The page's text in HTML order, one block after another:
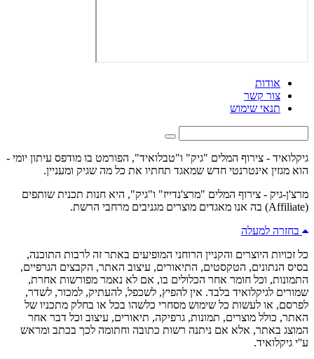
אודות
צור קשר
תנאי שימוש
גיקלואיד - צירוף המלים "גיק" ו"טבלואיד", הפורמט בו מודפס עיתון יומי -
הוא מגזין אינטרנטי חדש שמאגד תחתיו את כל מה שגיק ומעניין.
מרצ'ן-גיק - צירוף המלים "מרצ'נדייז" ו"גיק", היא חנות תכנית שותפים
(Affiliate) בה אנו מאגדים מוצרים מגניבים מרחבי הרשת.
בחזרה למעלה
כל זכויות היוצרים והקניין הרוחני המופיעים באתר זה לרבות התוכנה,
בסיס הנתונים, הטקסטים, התיאורים, עיצוב האתר, הקבצים הגרפיים,
התמונות, וכל חומר אחר הכלולים בו, אם לא נאמר מפורשות אחרת,
שמורים לגיקלואיד בלבד. אין להפיץ, לשכפל, להעתיק, למכור, לשדר,
לפרסם, או לעשות כל שימוש מסחרי כלשהו בכל או בחלק מתכניו של
האתר, כולל מוצרים, תמונות, גרפיקה, תיאורים, עיצוב וכל דבר אחר
המוצג באתר, אלא אם ניתנה רשות כתובה וחתומה לכך בכתב ומראש
ע''י גיקלואיד.